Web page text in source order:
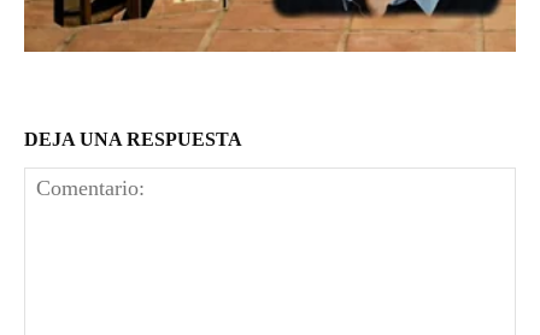
DEJA UNA RESPUESTA